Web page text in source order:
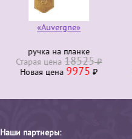
«Auvergne»
ручка на планке
Старая ценa 18525₽
Новая ценa 9975 ₽
Наши партнеры: